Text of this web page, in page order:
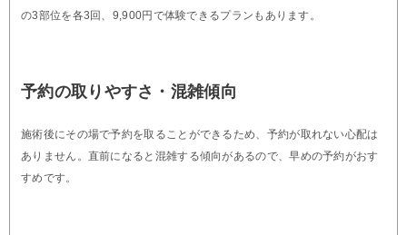
の3部位を各3回、9,900円で体験できるプランもあります。
予約の取りやすさ・混雑傾向
施術後にその場で予約を取ることができるため、予約が取れない心配は
ありません。直前になると混雑する傾向があるので、早めの予約がおす
すめです。